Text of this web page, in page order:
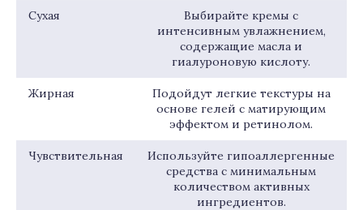
Сухая
Выбирайте кремы с
интенсивным увлажнением,
содержащие масла и
гиалуроновую кислоту.
Жирная
Подойдут легкие текстуры на
основе гелей с матирующим
эффектом и ретинолом.
Чувствительная
Используйте гипоаллергенные
средства с минимальным
количеством активных
ингредиентов.